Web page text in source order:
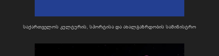
საქართველოს კულტურის, სპორტისა და ახალგაზრდობის სამინისტრო